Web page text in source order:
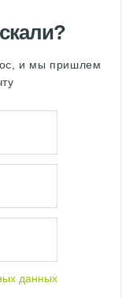
и мы пришлем
данных